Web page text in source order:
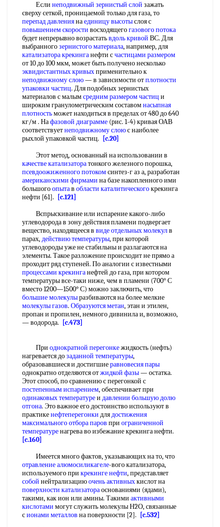
Если неподвижный зернистый слой зажать
сверху сеткой, проницаемой только для газа, то
перепад давлениянаединицу высотыслоя с
повышением скорости восходящегогазового потока
будет непрерывно возрастатьвдоль кривой ВС. Для
выбранногозернистого материала, например, для
катализатора крекинганефти счастицами размером
от 10 до 100 мкм, может быть получено несколько
эквидистантных кривыхприменительно к
неподвижному слою— в зависимости отплотности
упаковки частиц. Для подобных зернистых
материалов с малымсредним размером частиц и
широким гранулометрическим составомнасыпная
плотностьможет находиться в пределах от 480 до 640
кг/м . Нафазовой диаграмме (рис. 1-4) кривая ОАВ
соответствуетнеподвижному слоюс наиболее
рыхлой упаковкой частиц.
[c.20]
Этот метод, основанный на использовании в
качестве катализаторатонкого железного порошка,
псевдоожиженного потокомсинтез-г аз а, разработан
американскими фирмами на базе накопленного ими
большогоопытав области каталитическогокрекинга
нефти [61].
[c.121]
Вспрыскивание или испарение какого-либо
углеводорода в зону действия пламени подвергает
вещество, находящееся в виде отдельных молекулв
парах,действию температуры, при которой
углеводороды уже не стабильны и разлагаются на
элементы. Такое разложение происходит не прямо а
проходит ряд ступеней. По аналогии с известными
процессами крекинганефтей до газа, при котором
температуры все-таки ниже, чем в пламени (700° С
вместо 1200—1500° С) можно заключить, что
большие молекулыразбиваются на более мелкие
молекулы газов. Образуются метан, этан и этилен,
пропан и пропилен, немного дивинила и, возможно,
— водорода.
[c.473]
При однократной перегонкежидкость (нефть)
нагревается дозаданной температуры,
образовавшиеся и достигшиеравновесия пары
однократно отделяются отжидкой фазы— остатка.
Этот способ, по сравнению с перегонкой с
постепенным испарением, обеспечивает при
одинаковых температуреи давлении большуюдолю
отгона. Это важное его достоинство используют в
практикенефтеперегонки длядостижения
максимальногоотбора паров при ограниченной
температуренагрева во избежание крекинга нефти.
[c.160]
Имеется много фактов, указывающих на то, что
отравление алюмосиликагеле-вого катализатора,
используемого при крекинге нефти, представляет
собой нейтрализациюочень активныхкислот на
поверхности катализатораоснованиями (ядами),
такими, как ион или амины. Такими активными
кислотами могут служить молекулы Н2О, связанные
сионами металлов на поверхности [2].
[c.532]